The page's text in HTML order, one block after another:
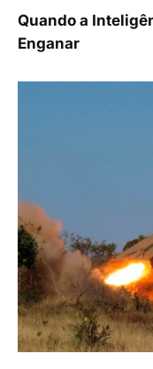
Quando a
Enganar